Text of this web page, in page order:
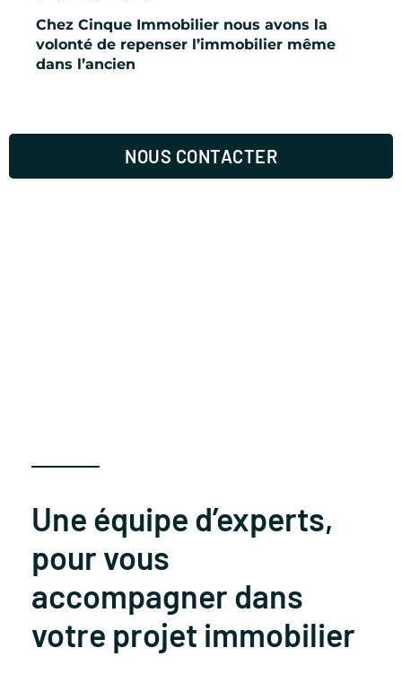
Chez Cinque Immobilier nous avons la
volonté de repenser l’immobilier même
dans l’ancien
NOUS CONTACTER
Une équipe d’experts,
pour vous
accompagner dans
votre projet immobilier